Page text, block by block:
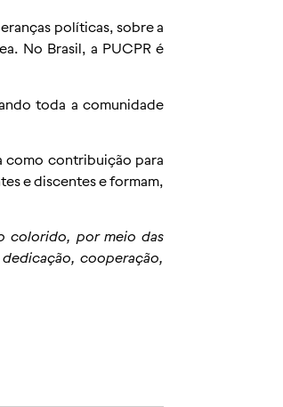
políticas, sobre a
No Brasil, a PUCPR é
toda a comunidade
como contribuição para
e discentes e formam,
colorido, por meio das
cooperação,